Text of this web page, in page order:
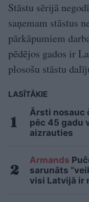
Stāstu sērijā
saņemam stāstus
pārkāpumiem
pēdējos gados ir
plosošu stāstu
LASĪTĀKIE
Ārsti nosauc
pēc 45 gadu
aizrauties
Armands
sarunāts
visi Latvijā ir